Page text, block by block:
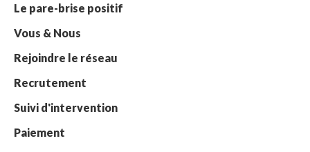
Le pare-brise positif
Vous & Nous
Rejoindre le réseau
Recrutement
Suivi d'intervention
Paiement